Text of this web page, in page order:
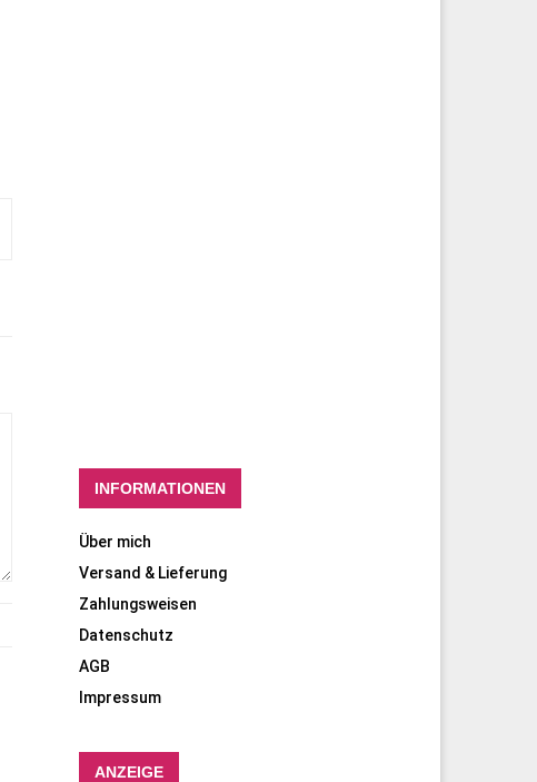
INFORMATIONEN
Über mich
Versand & Lieferung
Zahlungsweisen
Datenschutz
AGB
Impressum
ANZEIGE